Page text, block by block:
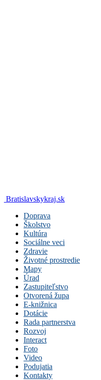
Bratislavskykraj.sk
Doprava
Školstvo
Kultúra
Sociálne veci
Zdravie
Životné prostredie
Mapy
Úrad
Zastupiteľstvo
Otvorená župa
E-knižnica
Dotácie
Rada partnerstva
Rozvoj
Interact
Foto
Video
Podujatia
Kontakty